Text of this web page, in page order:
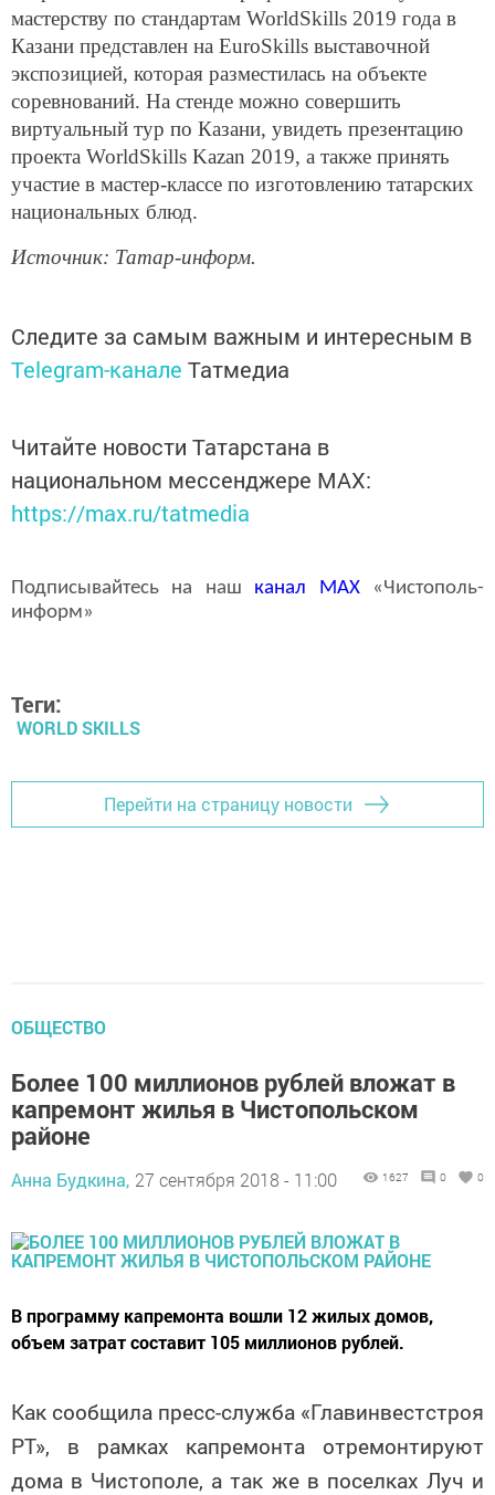
мастерству по стандартам WorldSkills 2019 года в
Казани представлен на EuroSkills выставочной
экспозицией, которая разместилась на объекте
соревнований. На стенде можно совершить
виртуальный тур по Казани, увидеть презентацию
проекта WorldSkills Kazan 2019, а также принять
участие в мастер-классе по изготовлению татарских
национальных блюд.
Источник: Татар-информ.
Следите за самым важным и интересным в
Telegram-канале Татмедиа
Читайте новости Татарстана в
национальном мессенджере MАХ:
https://max.ru/tatmedia
Подписывайтесь на наш канал MAX«Чистополь-
информ»
Теги:
WORLD SKILLS
Перейти на страницу новости
ОБЩЕСТВО
Более 100 миллионов рублей вложат в
капремонт жилья в Чистопольском
районе
Анна Будкина, 27 сентября 2018 - 11:00 1627 0 0
В программу капремонта вошли 12 жилых домов,
объем затрат составит 105 миллионов рублей.
Как сообщила пресс-служба «Главинвестстроя
РТ», в рамках капремонта отремонтируют
дома в Чистополе, а так же в поселках Луч и